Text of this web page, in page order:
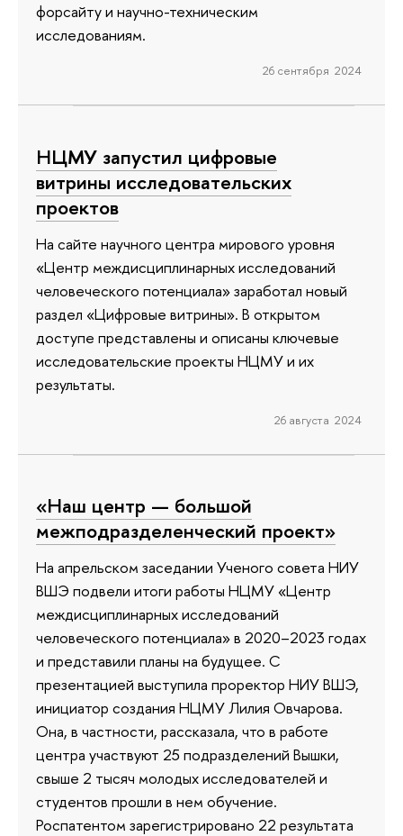
форсайту и научно-техническим
исследованиям.
26 сентября 2024
НЦМУ запустил цифровые
витрины исследовательских
проектов
На сайте научного центра мирового уровня
«Центр междисциплинарных исследований
человеческого потенциала» заработал новый
раздел «Цифровые витрины». В открытом
доступе представлены и описаны ключевые
исследовательские проекты НЦМУ и их
результаты.
26 августа 2024
«Наш центр — большой
межподразделенческий проект»
На апрельском заседании Ученого совета НИУ
ВШЭ подвели итоги работы НЦМУ «Центр
междисциплинарных исследований
человеческого потенциала» в 2020–2023 годах
и представили планы на будущее. С
презентацией выступила проректор НИУ ВШЭ,
инициатор создания НЦМУ Лилия Овчарова.
Она, в частности, рассказала, что в работе
центра участвуют 25 подразделений Вышки,
свыше 2 тысяч молодых исследователей и
студентов прошли в нем обучение.
Роспатентом зарегистрировано 22 результата